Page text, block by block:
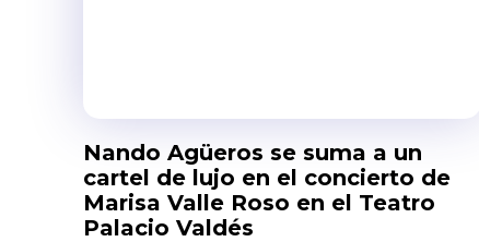
Nando Agüeros se suma a un
cartel de lujo en el concierto de
Marisa Valle Roso en el Teatro
Palacio Valdés